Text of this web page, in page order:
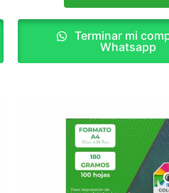
Terminar mi
Whatsapp